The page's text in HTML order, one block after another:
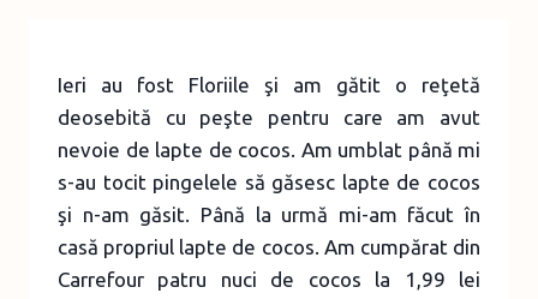
Ieri au fost Floriile şi am gătit o reţetă
deosebită cu peşte pentru care am avut
nevoie de lapte de cocos. Am umblat până mi
s-au tocit pingelele să găsesc lapte de cocos
şi n-am găsit. Până la urmă mi-am făcut în
casă propriul lapte de cocos. Am cumpărat din
Carrefour patru nuci de cocos la 1,99 lei